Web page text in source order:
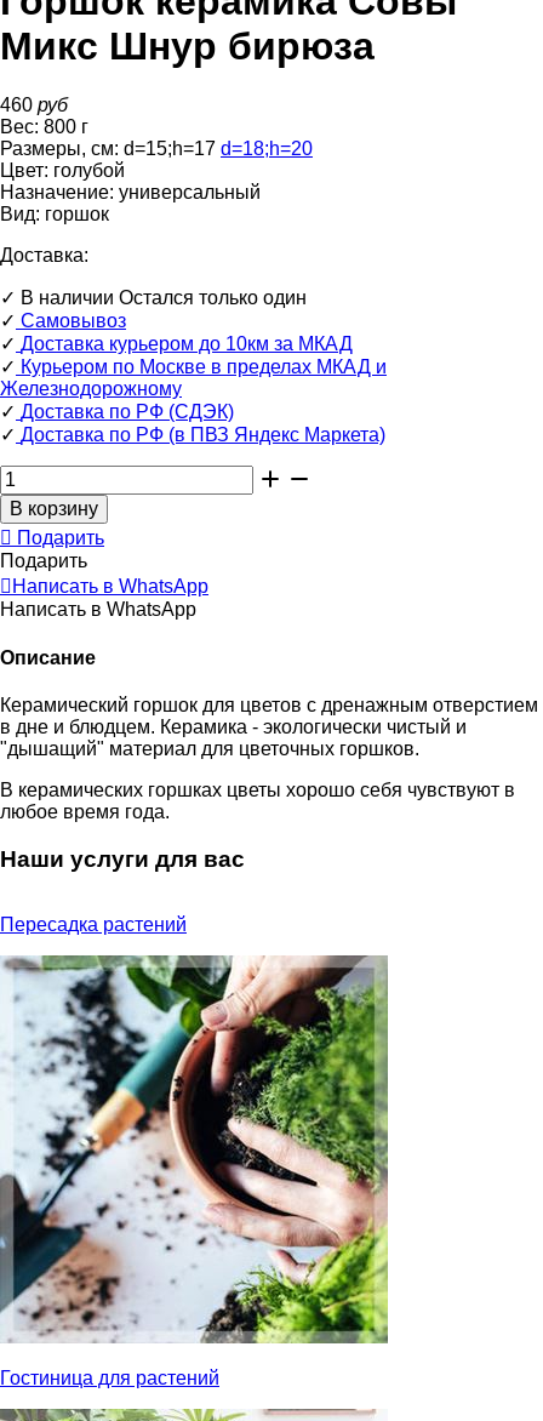
Микс Шнур бирюза
460 руб
Вес: 800 г
Размеры, см: d=15;h=17 d=18;h=20
Цвет: голубой
Назначение: универсальный
Вид: горшок
Доставка:
✓ В наличии Остался только один
✓ Самовывоз
✓ Доставка курьером до 10км за МКАД
✓ Курьером по Москве в пределах МКАД и
Железнодорожному
✓ Доставка по РФ (СДЭК)
✓ Доставка по РФ (в ПВЗ Яндекс Маркета)
Подарить
Подарить
Написать в WhatsApp
Написать в WhatsApp
Описание
Керамический горшок для цветов c дренажным отверстием
в дне и блюдцем. Керамика - экологически чистый и
"дышащий" материал для цветочных горшков.
В керамических горшках цветы хорошо себя чувствуют в
любое время года.
Наши услуги для вас
Пересадка растений
Гостиница для растений